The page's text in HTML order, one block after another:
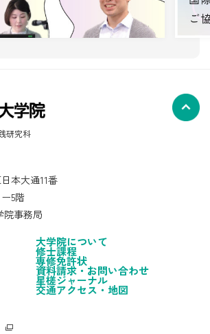
研究科
本大通11番
5階
院事務局
大学院について
修士課程
専修免許状
資料請求・お問い合わせ
星槎ジャーナル
交通アクセス・地図